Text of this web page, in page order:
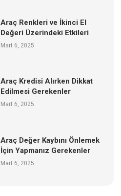
Araç Renkleri ve İkinci El
Değeri Üzerindeki Etkileri
Mart 6, 2025
Araç Kredisi Alırken Dikkat
Edilmesi Gerekenler
Mart 6, 2025
Araç Değer Kaybını Önlemek
İçin Yapmanız Gerekenler
Mart 6, 2025